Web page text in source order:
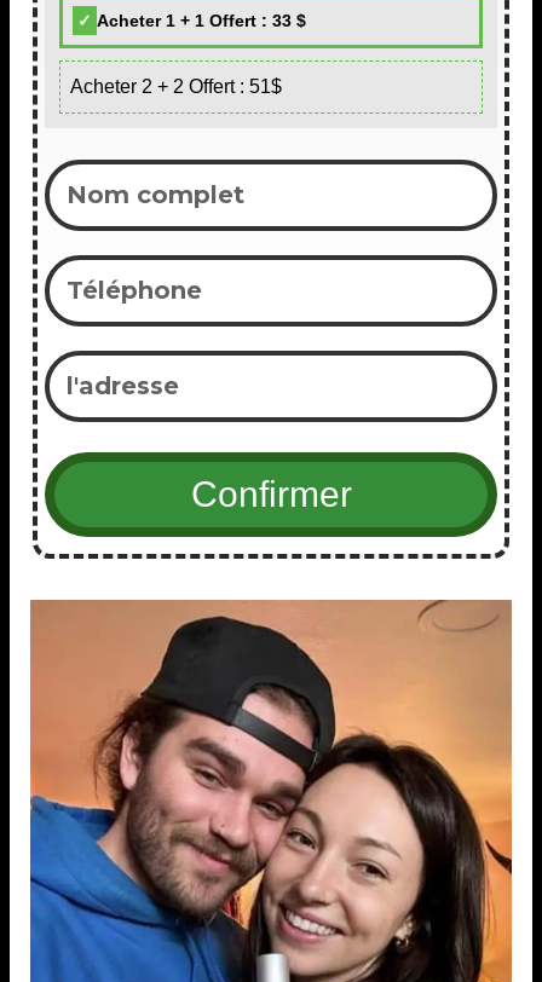
Acheter 1 + 1 Offert : 33 $
Acheter 2 + 2 Offert : 51$